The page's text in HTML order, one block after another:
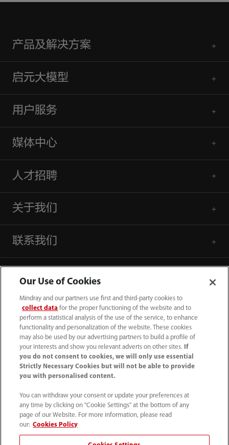
产品及解决方案
启元大模型
用户服务
媒体中心
人才招聘
关于我们
联系我们
4007005652
800online@mindray.com
使用条款｜网站地图
｜监察举报｜联系我们
Our Use of Cookies
Mindray and our partners use first and third-party cookies to
collect data for the proper functioning of the website and to
perform a statistical analysis of the use of the service, to enhance
functionality and personalization of the website. These cookies
may also be used by our advertising partners to build a profile of
your interests and show you relevant adverts on other sites.
If
you do not consent to cookies, we will only use essential
Strictly Necessary Cookies but will not be able to provide
you with personalised content.
You can withdraw your consent or update your preferences at
any time by clicking on "Cookie Settings" at the bottom of any
page of our Website. For more information, please read
our: Cookies Policy